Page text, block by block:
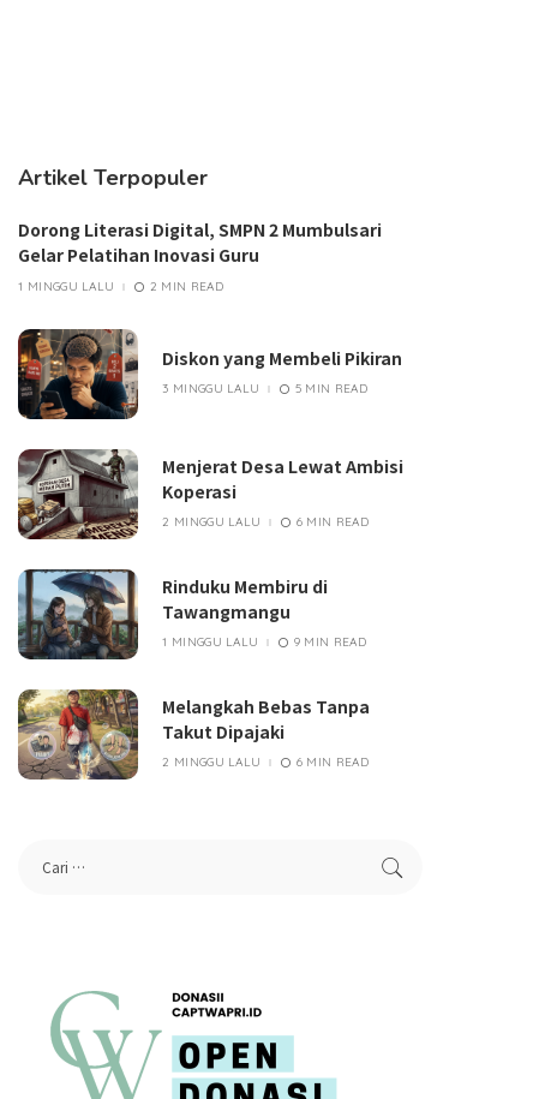
Artikel Terpopuler
Dorong Literasi Digital, SMPN 2 Mumbulsari
Gelar Pelatihan Inovasi Guru
1 MINGGU LALU 2 MIN READ
Diskon yang Membeli Pikiran
3 MINGGU LALU 5 MIN READ
Menjerat Desa Lewat Ambisi
Koperasi
2 MINGGU LALU 6 MIN READ
Rinduku Membiru di
Tawangmangu
1 MINGGU LALU 9 MIN READ
Melangkah Bebas Tanpa
Takut Dipajaki
2 MINGGU LALU 6 MIN READ